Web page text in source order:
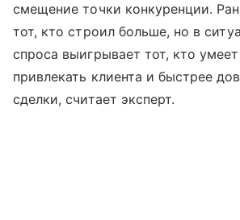
смещение точки конкуренции.
тот, кто строил больше, но в
спроса выигрывает тот, кто
привлекать клиента и быстрее
сделки, считает эксперт.